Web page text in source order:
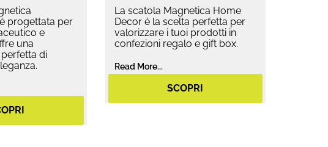
progettata per
e
una
di
La scatola Magnetica Home
Decor è la scelta perfetta per
valorizzare i tuoi prodotti in
confezioni regalo e gift box.
Read More...
SCOPRI